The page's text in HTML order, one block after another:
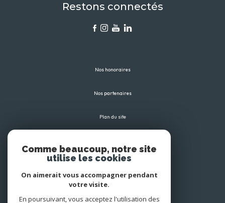
Restons connectés
Nos honoraires
Nos partenaires
Plan du site
Politique RGPD
Comme beaucoup, notre site
utilise les cookies
On aimerait vous accompagner pendant
votre visite.
En poursuivant, vous acceptez l'utilisation des